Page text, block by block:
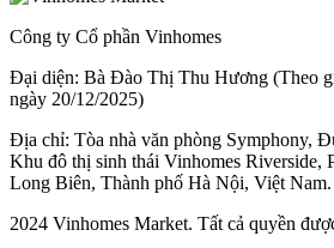
Công ty Cổ phần Vinhomes
Đại diện: Bà Đào Thị Thu Hương (Theo
ngày 20/12/2025)
Địa chỉ: Tòa nhà văn phòng Symphony,
Khu đô thị sinh thái Vinhomes Riverside,
Long Biên, Thành phố Hà Nội, Việt Nam.
2024 Vinhomes Market. Tất cả quyền